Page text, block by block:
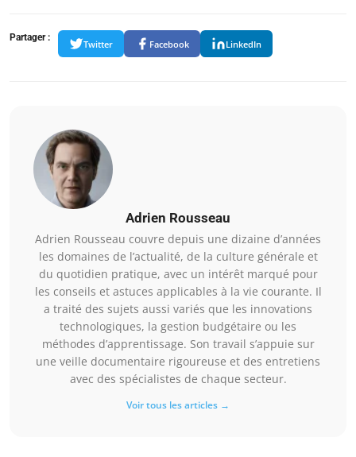
Partager :
Twitter Facebook LinkedIn
Adrien Rousseau
Adrien Rousseau couvre depuis une dizaine d’années
les domaines de l’actualité, de la culture générale et
du quotidien pratique, avec un intérêt marqué pour
les conseils et astuces applicables à la vie courante. Il
a traité des sujets aussi variés que les innovations
technologiques, la gestion budgétaire ou les
méthodes d’apprentissage. Son travail s’appuie sur
une veille documentaire rigoureuse et des entretiens
avec des spécialistes de chaque secteur.
Voir tous les articles →